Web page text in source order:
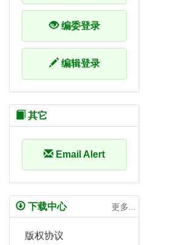
编委登录
编辑登录
其它
Email Alert
下载中心 更多...
版权协议